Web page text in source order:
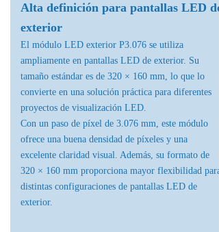
Alta definición para pantallas LED de
exterior
El módulo LED exterior P3.076 se utiliza
ampliamente en pantallas LED de exterior. Su
tamaño estándar es de 320 × 160 mm, lo que lo
convierte en una solución práctica para diferentes
proyectos de visualización LED.
Con un paso de píxel de 3.076 mm, este módulo
ofrece una buena densidad de píxeles y una
excelente claridad visual. Además, su formato de
320 × 160 mm proporciona mayor flexibilidad para
distintas configuraciones de pantallas LED de
exterior.